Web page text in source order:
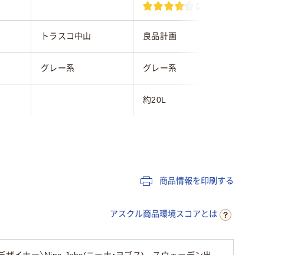
(24)
トラスコ中山 良品計画
グレー系 グレー系
約20L
商品情報を印刷する
アスクル商品環境スコアとは